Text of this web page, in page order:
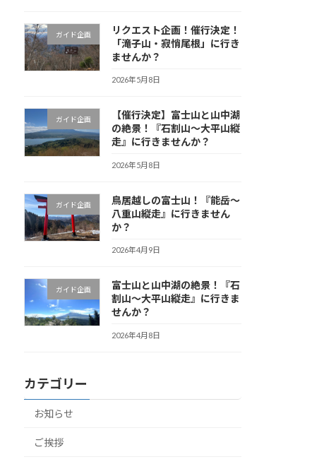
ガイド企画
リクエスト企画！催行決定！
「滝子山・寂悄尾根」に行き
ませんか？
2026年5月8日
ガイド企画
【催行決定】富士山と山中湖
の絶景！『石割山〜大平山縦
走』に行きませんか？
2026年5月8日
ガイド企画
鳥居越しの富士山！『能岳〜
八重山縦走』に行きません
か？
2026年4月9日
ガイド企画
富士山と山中湖の絶景！『石
割山〜大平山縦走』に行きま
せんか？
2026年4月8日
カテゴリー
お知らせ
ご挨拶